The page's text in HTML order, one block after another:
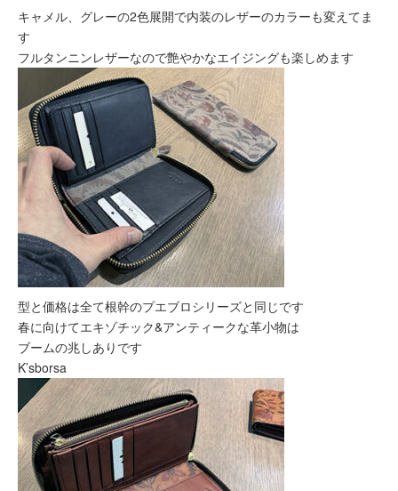
キャメル、グレーの2色展開で内装のレザーのカラーも変えてま
す
フルタンニンレザーなので艶やかなエイジングも楽しめます
型と価格は全て根幹のプエブロシリーズと同じです
春に向けてエキゾチック&アンティークな革小物は
ブームの兆しありです
K’sborsa